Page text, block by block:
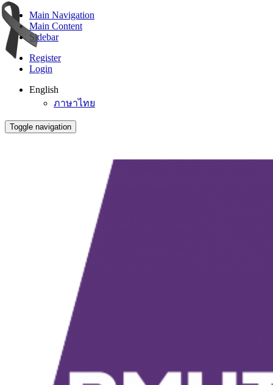
Main Navigation
Main Content
Sidebar
Register
Login
English
ภาษาไทย
Toggle navigation